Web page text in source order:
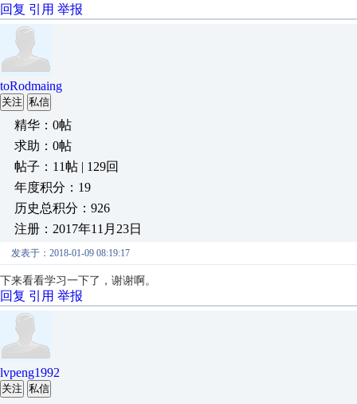
回复 引用 举报
toRodmaing
关注 私信
精华：0帖
求助：0帖
帖子：11帖 | 129回
年度积分：19
历史总积分：926
注册：2017年11月23日
发表于：2018-01-09 08:19:17
下来看看学习一下了，谢谢啊。
回复 引用 举报
lvpeng1992
关注 私信